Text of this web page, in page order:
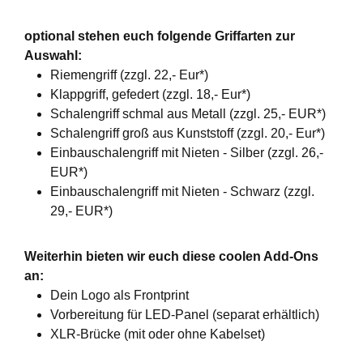
optional stehen euch folgende Griffarten zur
Auswahl:
Riemengriff (zzgl. 22,- Eur*)
Klappgriff, gefedert (zzgl. 18,- Eur*)
Schalengriff schmal aus Metall (zzgl. 25,- EUR*)
Schalengriff groß aus Kunststoff (zzgl. 20,- Eur*)
Einbauschalengriff mit Nieten - Silber (zzgl. 26,-
EUR*)
Einbauschalengriff mit Nieten - Schwarz (zzgl.
29,- EUR*)
Weiterhin bieten wir euch diese coolen Add-Ons
an:
Dein Logo als Frontprint
Vorbereitung für LED-Panel (separat erhältlich)
XLR-Brücke (mit oder ohne Kabelset)